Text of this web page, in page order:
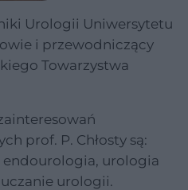
Urologii Uniwersytetu
i przewodniczący
Towarzystwa
prof. P. Chłosty są:
urologia
urologii.